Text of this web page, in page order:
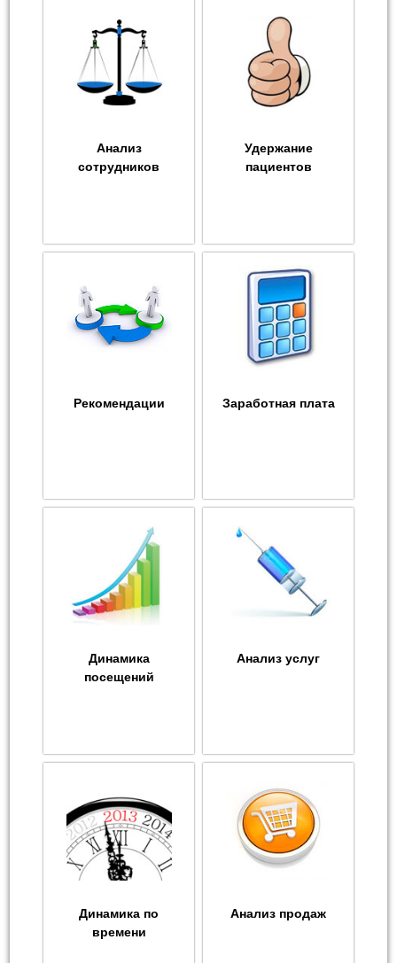
Анализ
сотрудников
Удержание
пациентов
Рекомендации Заработная плата
Динамика
посещений
Анализ услуг
Динамика по
времени
Анализ продаж